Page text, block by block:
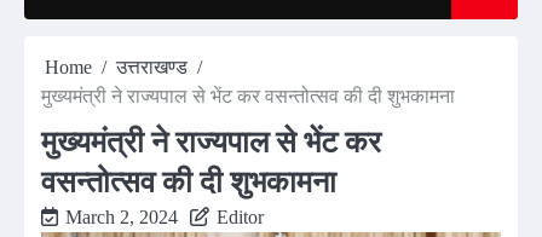
Home
उत्तराखण्ड
मुख्यमंत्री ने राज्यपाल से भेंट कर वसन्तोत्सव की दी शुभकामना
मुख्यमंत्री ने राज्यपाल से भेंट कर
वसन्तोत्सव की दी शुभकामना
March 2, 2024 Editor